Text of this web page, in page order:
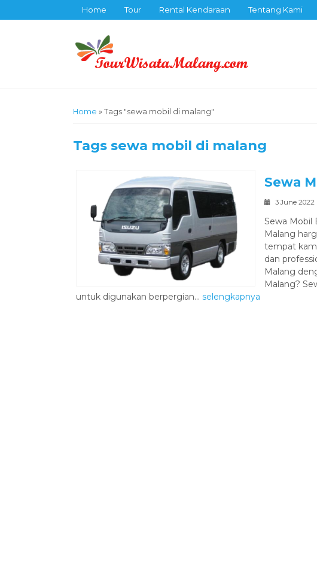
Home Tour Rental Kendaraan Tentang Kami
Home » Tags "sewa mobil di malang"
Tags sewa mobil di malang
Sewa
3 June 2022
Sewa Mobil
Malang
tempat
dan
Malang
Malang?
untuk digunakan berpergian... selengkapnya